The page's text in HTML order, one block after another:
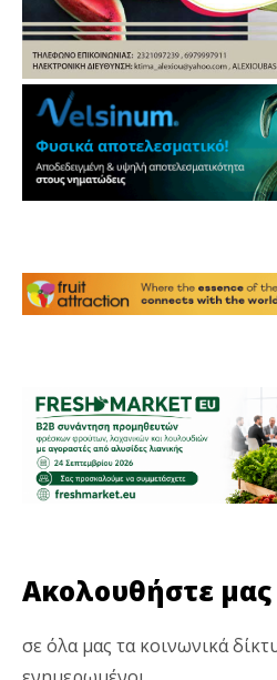
Ακολουθήστε μας
σε όλα μας τα κοινωνικά